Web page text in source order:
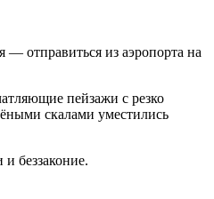
— отправиться из аэропорта на
пейзажи с резко
скалами уместились
беззаконие.